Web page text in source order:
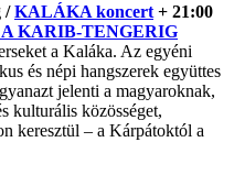
/KALÁKA koncert + 21:00
KARIB-TENGERIG
a Kaláka. Az egyéni
és népi hangszerek együttes
jelenti a magyaroknak,
kulturális közösséget,
keresztül – a Kárpátoktól a